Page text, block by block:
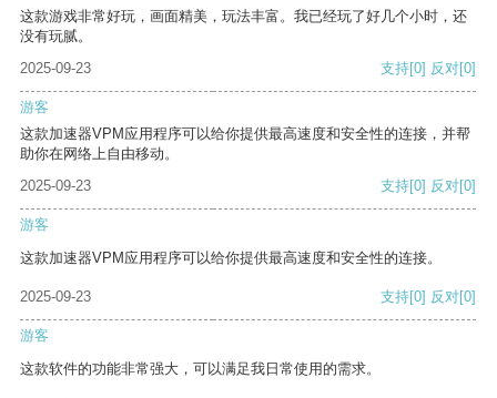
这款游戏非常好玩，画面精美，玩法丰富。我已经玩了好几个小时，还
没有玩腻。
2025-09-23
支持[0] 反对[0]
游客
这款加速器VPM应用程序可以给你提供最高速度和安全性的连接，并帮
助你在网络上自由移动。
2025-09-23
支持[0] 反对[0]
游客
这款加速器VPM应用程序可以给你提供最高速度和安全性的连接。
2025-09-23 支持[0] 反对[0]
游客
这款软件的功能非常强大，可以满足我日常使用的需求。